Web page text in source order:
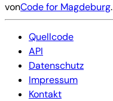
vonCode for Magdeburg.
Quellcode
API
Datenschutz
Impressum
Kontakt